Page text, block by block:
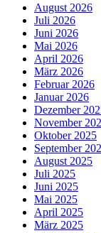
August 2026
Juli 2026
Juni 2026
Mai 2026
April 2026
März 2026
Februar 2026
Januar 2026
Dezember
November
Oktober 2025
September
August 2025
Juli 2025
Juni 2025
Mai 2025
April 2025
März 2025